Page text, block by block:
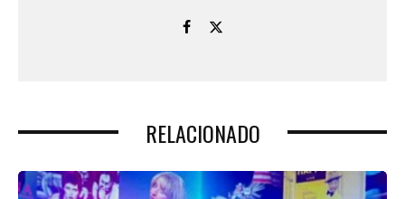
RELACIONADO